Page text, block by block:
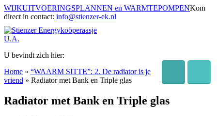
WIJKUITVOERINGSPLANNEN en WARMTEPOMPENKom
direct in contact: info@stienzer-ek.nl
U bevindt zich hier:
Home » “WAARM SITTE”: 2. De radiator is je
vriend » Radiator met Bank en Triple glas
Radiator met Bank en Triple glas